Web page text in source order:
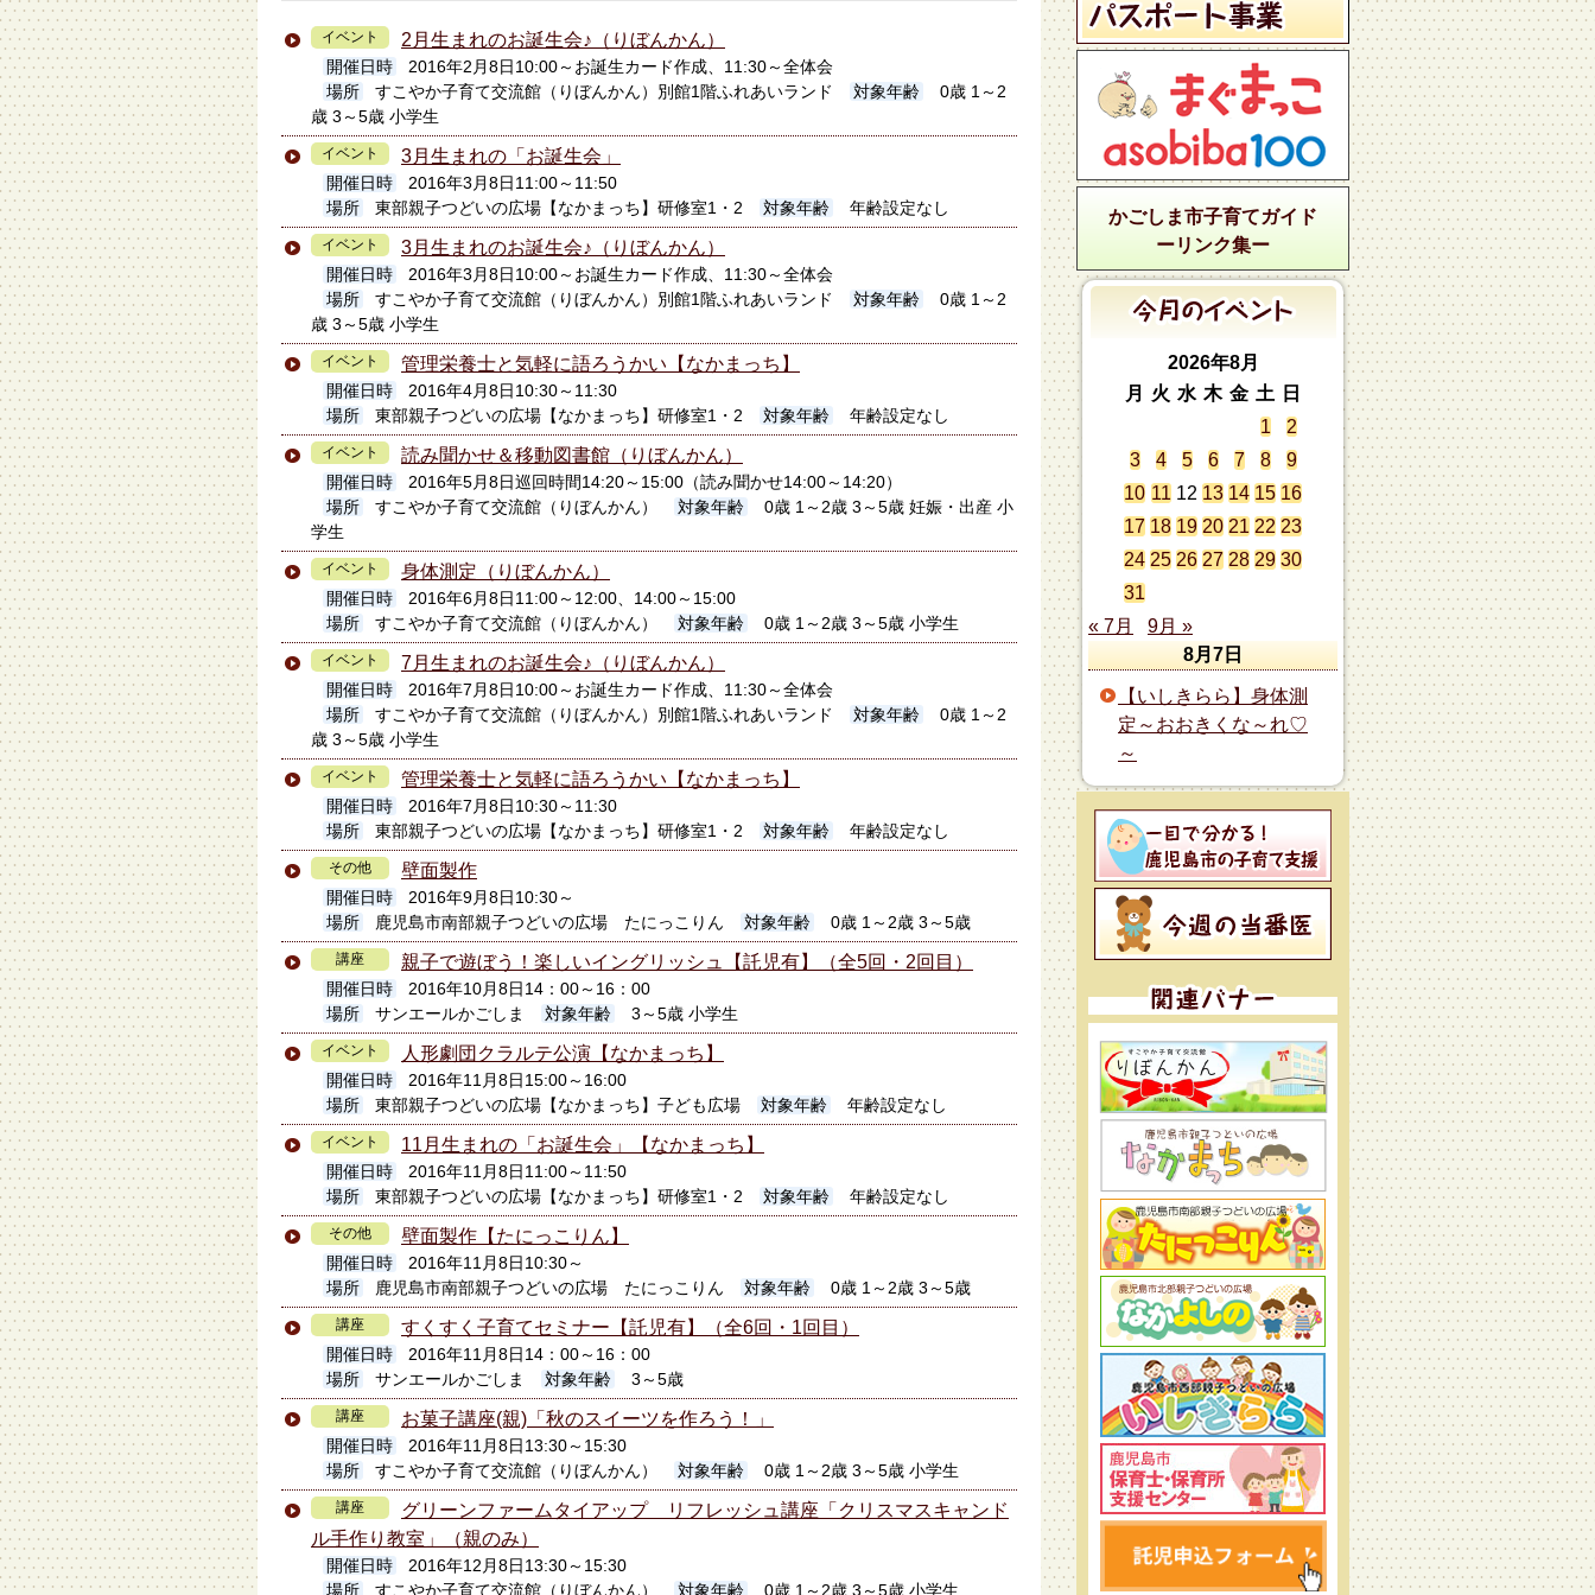
イベント 2月生まれのお誕生会♪（りぼんかん）
開催日時
2016年2月8日10:00～お誕生カード作成、11:30～全体会
場所
すこやか子育て交流館（りぼんかん）別館1階ふれあいランド 対象年齢
0歳 1～2
歳 3～5歳 小学生
イベント 3月生まれの「お誕生会」
開催日時
2016年3月8日11:00～11:50
場所
東部親子つどいの広場【なかまっち】研修室1・2 対象年齢 年齢設定なし
イベント 3月生まれのお誕生会♪（りぼんかん）
開催日時
2016年3月8日10:00～お誕生カード作成、11:30～全体会
場所
すこやか子育て交流館（りぼんかん）別館1階ふれあいランド 対象年齢
0歳 1～2
歳 3～5歳 小学生
イベント 管理栄養士と気軽に語ろうかい【なかまっち】
開催日時
2016年4月8日10:30～11:30
場所
東部親子つどいの広場【なかまっち】研修室1・2 対象年齢 年齢設定なし
イベント 読み聞かせ＆移動図書館（りぼんかん）
開催日時
2016年5月8日巡回時間14:20～15:00（読み聞かせ14:00～14:20）
場所
すこやか子育て交流館（りぼんかん） 対象年齢
0歳 1～2歳 3～5歳 妊娠・出産 小
学生
イベント 身体測定（りぼんかん）
開催日時
2016年6月8日11:00～12:00、14:00～15:00
場所
すこやか子育て交流館（りぼんかん） 対象年齢 0歳 1～2歳 3～5歳 小学生
イベント 7月生まれのお誕生会♪（りぼんかん）
開催日時
2016年7月8日10:00～お誕生カード作成、11:30～全体会
場所
すこやか子育て交流館（りぼんかん）別館1階ふれあいランド 対象年齢
0歳 1～2
歳 3～5歳 小学生
イベント 管理栄養士と気軽に語ろうかい【なかまっち】
開催日時
2016年7月8日10:30～11:30
場所
東部親子つどいの広場【なかまっち】研修室1・2 対象年齢 年齢設定なし
その他 壁面製作
開催日時
2016年9月8日10:30～
場所
鹿児島市南部親子つどいの広場 たにっこりん 対象年齢 0歳 1～2歳 3～5歳
講座 親子で遊ぼう！楽しいイングリッシュ【託児有】（全5回・2回目）
開催日時
2016年10月8日14：00～16：00
場所
サンエールかごしま 対象年齢 3～5歳 小学生
イベント 人形劇団クラルテ公演【なかまっち】
開催日時
2016年11月8日15:00～16:00
場所
東部親子つどいの広場【なかまっち】子ども広場 対象年齢 年齢設定なし
イベント 11月生まれの「お誕生会」【なかまっち】
開催日時
2016年11月8日11:00～11:50
場所
東部親子つどいの広場【なかまっち】研修室1・2 対象年齢 年齢設定なし
その他 壁面製作【たにっこりん】
開催日時
2016年11月8日10:30～
場所
鹿児島市南部親子つどいの広場 たにっこりん 対象年齢 0歳 1～2歳 3～5歳
講座 すくすく子育てセミナー【託児有】（全6回・1回目）
開催日時
2016年11月8日14：00～16：00
場所
サンエールかごしま 対象年齢 3～5歳
講座 お菓子講座(親)「秋のスイーツを作ろう！」
開催日時
2016年11月8日13:30～15:30
場所
すこやか子育て交流館（りぼんかん） 対象年齢 0歳 1～2歳 3～5歳 小学生
講座
グリーンファームタイアップ リフレッシュ講座「クリスマスキャンド
ル手作り教室」（親のみ）
開催日時
2016年12月8日13:30～15:30
場所
すこやか子育て交流館（りぼんかん） 対象年齢 0歳 1～2歳 3～5歳 小学生
かごしま市子育てガイド
ーリンク集ー
2026年8月
月
火 水 木 金 土
日
1
2
3
4 5 6 7 8
9
10 11 12 13 14 15 16
17 18 19 20 21 22 23
24 25 26 27 28 29 30
31
« 7月
9月 »
8月7日
【いしきらら】身体測
定～おおきくな～れ♡
～